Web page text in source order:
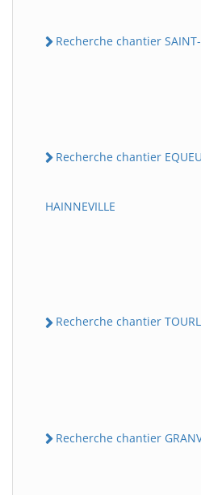
Recherche chantier
Recherche chantier
HAINNEVILLE
Recherche chantier
Recherche chantier